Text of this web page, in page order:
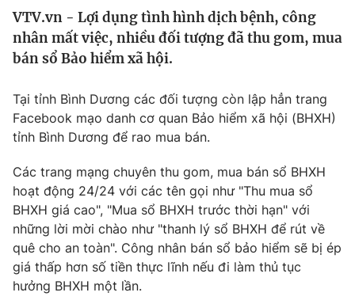
Y tế
Tin tức
Thế giới đó đây
Câu chuyện quốc tế
Kinh tế
Thị trường
Góc doanh nghiệp
Dữ liệu và đời sống
Truyền hình
Phim VTV
Hậu trường
Giải trí
Điện ảnh
Giáo dục
VTV.vn - Lợi dụng tình hình dịch bệnh, công
nhân mất việc, nhiều đối tượng đã thu gom, mua
bán sổ Bảo hiểm xã hội.
Tại tỉnh Bình Dương các đối tượng còn lập hẳn trang
Facebook mạo danh cơ quan Bảo hiểm xã hội (BHXH)
tỉnh Bình Dương để rao mua bán.
Các trang mạng chuyên thu gom, mua bán sổ BHXH
hoạt động 24/24 với các tên gọi như "Thu mua sổ
BHXH giá cao", "Mua sổ BHXH trước thời hạn" với
những lời mời chào như "thanh lý sổ BHXH để rút về
quê cho an toàn". Công nhân bán sổ bảo hiểm sẽ bị ép
giá thấp hơn số tiền thực lĩnh nếu đi làm thủ tục
hưởng BHXH một lần.